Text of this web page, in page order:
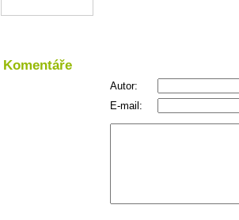
Komentáře
Autor:
E-mail: